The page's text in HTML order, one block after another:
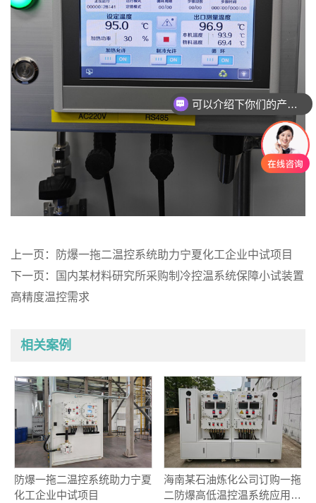
上一页：
防爆一拖二温控系统助力宁夏化工企业中试项目
下一页：
国内某材料研究所采购制冷控温系统保障小试装置
高精度温控需求
相关案例
防爆一拖二温控系统助力宁夏
化工企业中试项目
海南某石油炼化公司订购一拖
二防爆高低温控温系统应用于
你们是怎么收费的呢